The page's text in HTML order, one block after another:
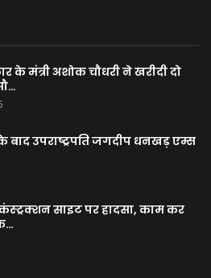
के मंत्री अशोक चौधरी ने खरीदी दो
बाद उपराष्ट्रपति जगदीप धनखड़ एम्स
साइट पर हादसा, काम कर